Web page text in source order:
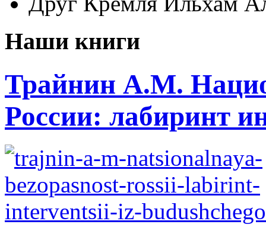
Наши книги
Трайнин А.М.
России: лабиринт